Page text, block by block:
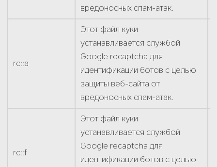
вредоносных спам-атак.
rc::a
Этот файл куки
устанавливается службой
Google recaptcha для
идентификации ботов с целью
защиты веб-сайта от
вредоносных спам-атак.
rc::f
Этот файл куки
устанавливается службой
Google recaptcha для
идентификации ботов с целью
Моя электронная почта
Даю согласие наобработку персональных